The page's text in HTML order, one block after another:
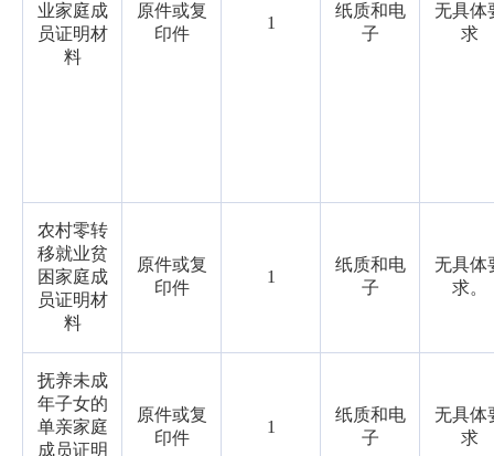
业家庭成
员证明材
料
原件或复
印件
1
纸质和电
子
无具体
求
农村零转
移就业贫
困家庭成
员证明材
料
原件或复
印件
1
纸质和电
子
无具体
求。
抚养未成
年子女的
单亲家庭
成员证明
原件或复
印件
1
纸质和电
子
无具体
求